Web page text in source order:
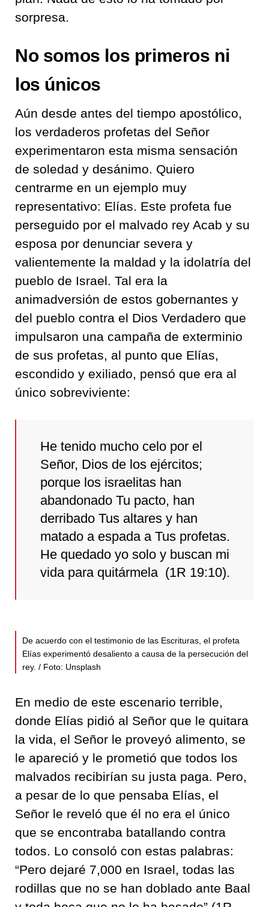
sorpresa.
No somos los primeros ni
los únicos
Aún desde antes del tiempo apostólico,
los verdaderos profetas del Señor
experimentaron esta misma sensación
de soledad y desánimo. Quiero
centrarme en un ejemplo muy
representativo: Elías. Este profeta fue
perseguido por el malvado rey Acab y su
esposa por denunciar severa y
valientemente la maldad y la idolatría del
pueblo de Israel. Tal era la
animadversión de estos gobernantes y
del pueblo contra el Dios Verdadero que
impulsaron una campaña de exterminio
de sus profetas, al punto que Elías,
escondido y exiliado, pensó que era al
único sobreviviente:
He tenido mucho celo por el
Señor, Dios de los ejércitos;
porque los israelitas han
abandonado Tu pacto, han
derribado Tus altares y han
matado a espada a Tus profetas.
He quedado yo solo y buscan mi
vida para quitármela (1R 19:10).
De acuerdo con el testimonio de las Escrituras, el profeta
Elías experimentó desaliento a causa de la persecución del
rey. / Foto: Unsplash
En medio de este escenario terrible,
donde Elías pidió al Señor que le quitara
la vida, el Señor le proveyó alimento, se
le apareció y le prometió que todos los
malvados recibirían su justa paga. Pero,
a pesar de lo que pensaba Elías, el
Señor le reveló que él no era el único
que se encontraba batallando contra
todos. Lo consoló con estas palabras:
“Pero dejaré 7,000 en Israel, todas las
rodillas que no se han doblado ante Baal